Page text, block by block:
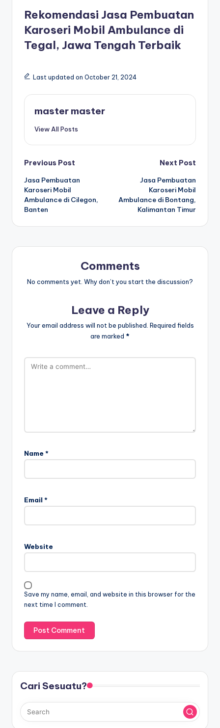
Rekomendasi Jasa Pembuatan
Karoseri Mobil Ambulance di
Tegal, Jawa Tengah Terbaik
Last updated on October 21, 2024
master master
View All Posts
Post
navigation
Previous Post
Jasa Pembuatan
Karoseri Mobil
Ambulance di Cilegon,
Banten
Next Post
Jasa Pembuatan
Karoseri Mobil
Ambulance di Bontang,
Kalimantan Timur
Comments
No comments yet. Why don’t you start the discussion?
Leave a Reply
Your email address will not be published. Required fields
are marked *
Name *
Email *
Website
Save my name, email, and website in this browser for the
next time I comment.
Cari Sesuatu?